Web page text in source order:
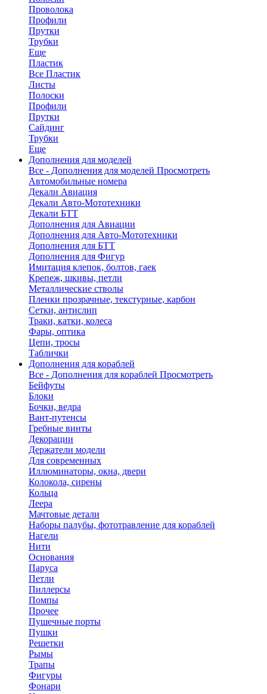
Проволока
Профили
Прутки
Трубки
Еще
Пластик
Все Пластик
Листы
Полоски
Профили
Прутки
Сайдинг
Трубки
Еще
Дополнения для моделей
Все - Дополнения для моделей Просмотреть
Автомобильные номера
Декали Авиация
Декали Авто-Мототехники
Декали БТТ
Дополнения для Авиации
Дополнения для Авто-Мототехники
Дополнения для БТТ
Дополнения для Фигур
Имитация клепок, болтов, гаек
Крепеж, шкивы, петли
Металлические стволы
Пленки прозрачные, текстурные, карбон
Сетки, антислип
Траки, катки, колеса
Фары, оптика
Цепи, тросы
Таблички
Дополнения для кораблей
Все - Дополнения для кораблей Просмотреть
Бейфуты
Блоки
Бочки, ведра
Вант-путенсы
Гребные винты
Декорации
Держатели модели
Для современных
Иллюминаторы, окна, двери
Колокола, сирены
Кольца
Леера
Мачтовые детали
Наборы палубы, фототравление для кораблей
Нагели
Нити
Основания
Паруса
Петли
Пиллерсы
Помпы
Прочее
Пушечные порты
Пушки
Решетки
Рымы
Трапы
Фигуры
Фонари